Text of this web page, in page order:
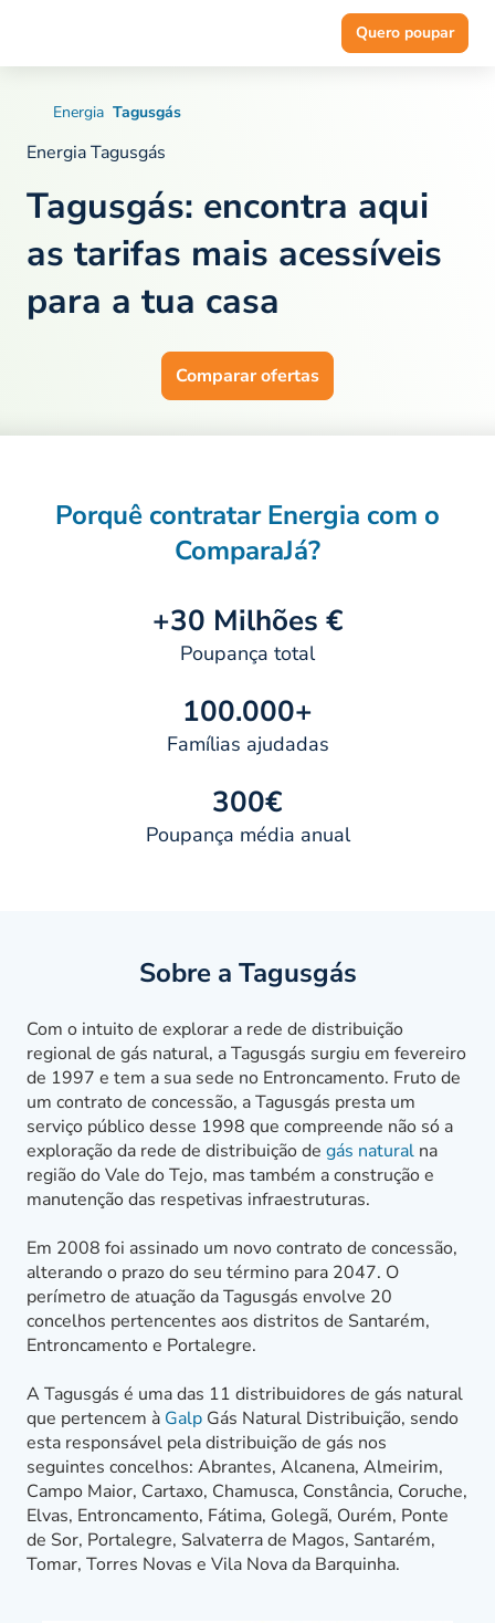
Quero poupar
Energia Tagusgás
Energia Tagusgás
Tagusgás: encontra aqui
as tarifas mais acessíveis
para a tua casa
Comparar ofertas
Porquê contratar Energia com o
ComparaJá?
+30 Milhões €
Poupança total
100.000+
Famílias ajudadas
300€
Poupança média anual
Sobre a Tagusgás
Com o intuito de explorar a rede de distribuição
regional de gás natural, a Tagusgás surgiu em fevereiro
de 1997 e tem a sua sede no Entroncamento. Fruto de
um contrato de concessão, a Tagusgás presta um
serviço público desse 1998 que compreende não só a
exploração da rede de distribuição de gás natural na
região do Vale do Tejo, mas também a construção e
manutenção das respetivas infraestruturas.
Em 2008 foi assinado um novo contrato de concessão,
alterando o prazo do seu término para 2047. O
perímetro de atuação da Tagusgás envolve 20
concelhos pertencentes aos distritos de Santarém,
Entroncamento e Portalegre.
A Tagusgás é uma das 11 distribuidores de gás natural
que pertencem à Galp Gás Natural Distribuição, sendo
esta responsável pela distribuição de gás nos
seguintes concelhos: Abrantes, Alcanena, Almeirim,
Campo Maior, Cartaxo, Chamusca, Constância, Coruche,
Elvas, Entroncamento, Fátima, Golegã, Ourém, Ponte
de Sor, Portalegre, Salvaterra de Magos, Santarém,
Tomar, Torres Novas e Vila Nova da Barquinha.